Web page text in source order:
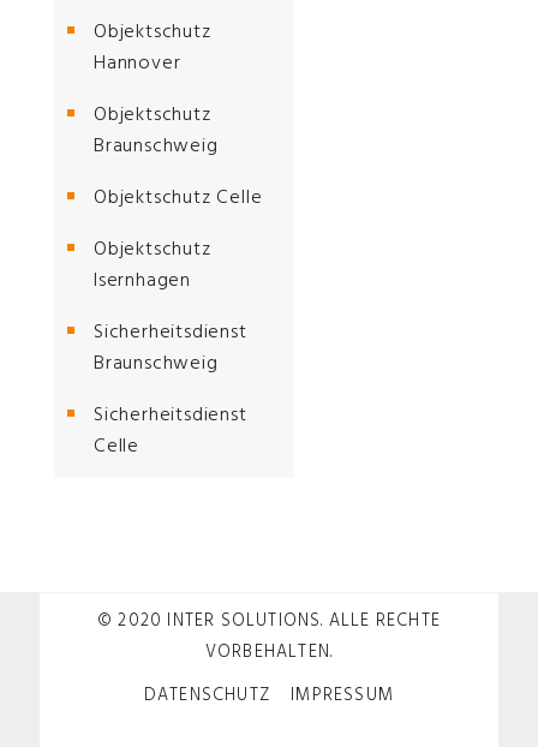
Objektschutz
Hannover
Objektschutz
Braunschweig
Objektschutz Celle
Objektschutz
Isernhagen
Sicherheitsdienst
Braunschweig
Sicherheitsdienst
Celle
© 2020 INTER SOLUTIONS. ALLE RECHTE
VORBEHALTEN.
DATENSCHUTZ
IMPRESSUM